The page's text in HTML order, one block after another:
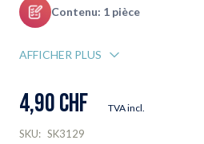
Contenu: 1 pièce
AFFICHER PLUS
4,90 CHF TVA incl.
SKU: SK3129